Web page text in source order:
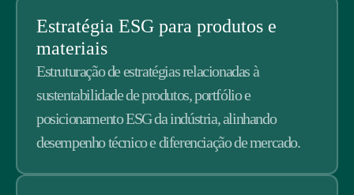
Estratégia ESG para produtos e
materiais
Estruturação de estratégias relacionadas à
sustentabilidade de produtos, portfólio e
posicionamento ESG da indústria, alinhando
desempenho técnico e diferenciação de mercado.